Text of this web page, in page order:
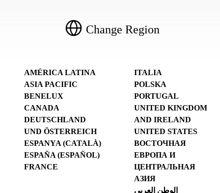
Change Region
AMÉRICA LATINA
ASIA PACIFIC
BENELUX
CANADA
DEUTSCHLAND
UND ÖSTERREICH
ESPANYA (CATALÀ)
ESPAÑA (ESPAÑOL)
FRANCE
ITALIA
POLSKA
PORTUGAL
UNITED KINGDOM
AND IRELAND
UNITED STATES
ВОСТОЧНАЯ
ЕВРОПА И
ЦЕНТРАЛЬНАЯ
АЗИЯ
الوطن العربي